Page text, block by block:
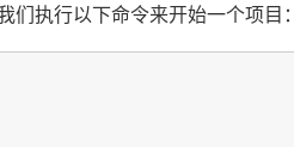
执行以下命令来开始一个项目：